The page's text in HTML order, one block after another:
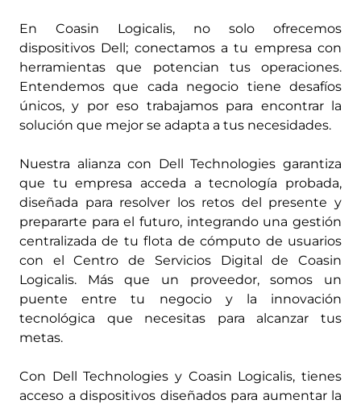
En Coasin Logicalis, no solo ofrecemos
dispositivos Dell; conectamos a tu empresa con
herramientas que potencian tus operaciones.
Entendemos que cada negocio tiene desafíos
únicos, y por eso trabajamos para encontrar la
solución que mejor se adapta a tus necesidades.
Nuestra alianza con Dell Technologies garantiza
que tu empresa acceda a tecnología probada,
diseñada para resolver los retos del presente y
prepararte para el futuro, integrando una gestión
centralizada de tu flota de cómputo de usuarios
con el Centro de Servicios Digital de Coasin
Logicalis. Más que un proveedor, somos un
puente entre tu negocio y la innovación
tecnológica que necesitas para alcanzar tus
metas.
Con Dell Technologies y Coasin Logicalis, tienes
acceso a dispositivos diseñados para aumentar la